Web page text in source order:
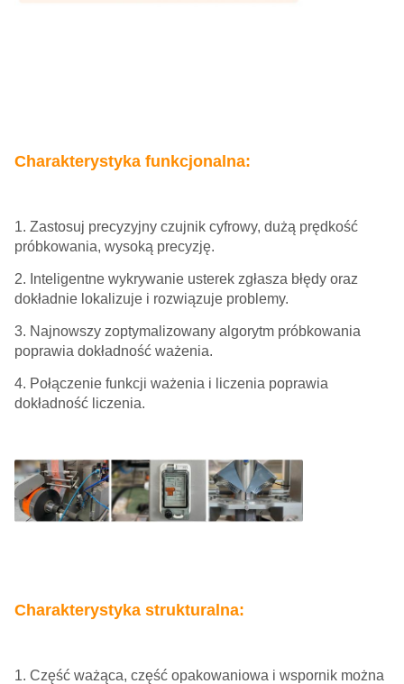
Charakterystyka funkcjonalna:
1. Zastosuj precyzyjny czujnik cyfrowy, dużą prędkość
próbkowania, wysoką precyzję.
2. Inteligentne wykrywanie usterek zgłasza błędy oraz
dokładnie lokalizuje i rozwiązuje problemy.
3. Najnowszy zoptymalizowany algorytm próbkowania
poprawia dokładność ważenia.
4. Połączenie funkcji ważenia i liczenia poprawia
dokładność liczenia.
Charakterystyka strukturalna:
1. Część ważąca, część opakowaniowa i wspornik można